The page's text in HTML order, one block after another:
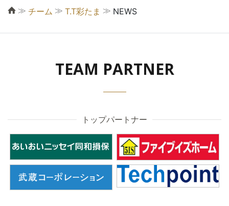
≫ チーム ≫ T.T彩たま ≫ NEWS
TEAM PARTNER
トップパートナー